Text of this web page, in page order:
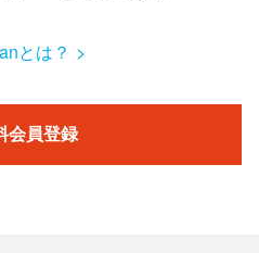
とは？ >
会員登録